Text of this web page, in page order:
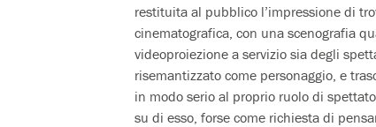
restituita al pubblico l’impressione di
cinematografica, con una scenografia
videoproiezione a servizio sia degli
risemantizzato come personaggio, e
in modo serio al proprio ruolo di
su di esso, forse come richiesta di